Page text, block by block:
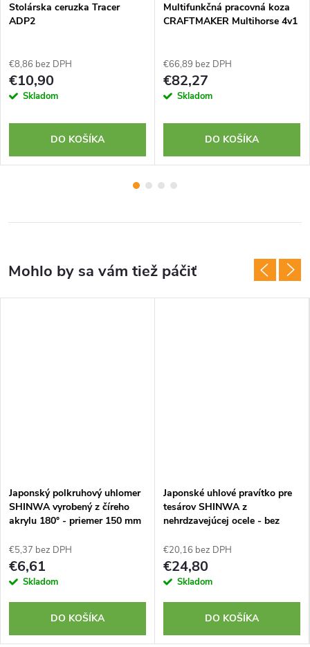
Stolárska ceruzka Tracer
ADP2
€8,86 bez DPH
€10,90
Skladom
DO KOŠÍKA
Multifunkčná pracovná koza
CRAFTMAKER Multihorse 4v1
€66,89 bez DPH
€82,27
Skladom
DO KOŠÍKA
Japonský polkruhový uhlomer
SHINWA vyrobený z číreho
akrylu 180° - priemer 150 mm
€5,37 bez DPH
€6,61
Skladom
DO KOŠÍKA
Japonské uhlové pravítko pre
tesárov SHINWA z
nehrdzavejúcej ocele - bez
€20,16 bez DPH
€24,80
Skladom
DO KOŠÍKA